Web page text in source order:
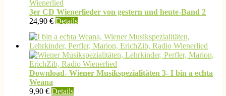
3er CD Wienerlieder von gestern und heute-Band 2
24,90 € Details
Download- Wiener Musikspezialitäten 3- I bin a echta
Weana
9,90 € Details